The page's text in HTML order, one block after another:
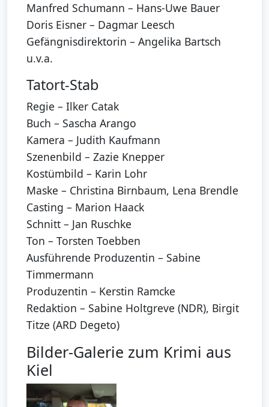
Manfred Schumann – Hans-Uwe Bauer
Doris Eisner – Dagmar Leesch
Gefängnisdirektorin – Angelika Bartsch
u.v.a.
Tatort-Stab
Regie – Ilker Catak
Buch – Sascha Arango
Kamera – Judith Kaufmann
Szenenbild – Zazie Knepper
Kostümbild – Karin Lohr
Maske – Christina Birnbaum, Lena Brendle
Casting – Marion Haack
Schnitt – Jan Ruschke
Ton – Torsten Toebben
Ausführende Produzentin – Sabine
Timmermann
Produzentin – Kerstin Ramcke
Redaktion – Sabine Holtgreve (NDR), Birgit
Titze (ARD Degeto)
Bilder-Galerie zum Krimi aus
Kiel